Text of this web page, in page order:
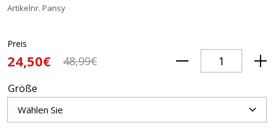
Artikelnr. Pansy
Preis
24,50€ 48,99€
Größe